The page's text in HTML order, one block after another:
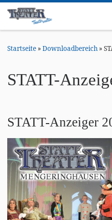
Zum Inhalt springen
Startseite » Downloadbereich »
STATT-
STATT-Anzeiger